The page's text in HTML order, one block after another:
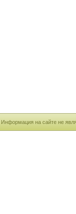
Информация на сайте не